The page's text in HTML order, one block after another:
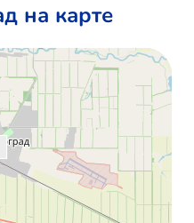
на карте